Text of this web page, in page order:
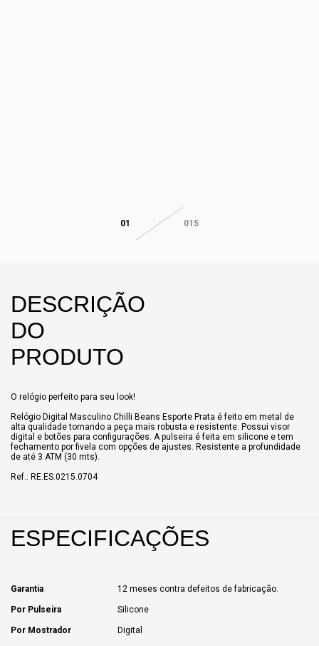
01 015
DESCRIÇÃO
DO
PRODUTO
O relógio perfeito para seu look!
Relógio Digital Masculino Chilli Beans Esporte Prata é feito em metal de
alta qualidade tornando a peça mais robusta e resistente. Possui visor
digital e botões para configurações. A pulseira é feita em silicone e tem
fechamento por fivela com opções de ajustes. Resistente a profundidade
de até 3 ATM (30 mts).
Ref.: RE.ES.0215.0704
ESPECIFICAÇÕES
Garantia 12 meses contra defeitos de fabricação.
Por Pulseira Silicone
Por Mostrador Digital